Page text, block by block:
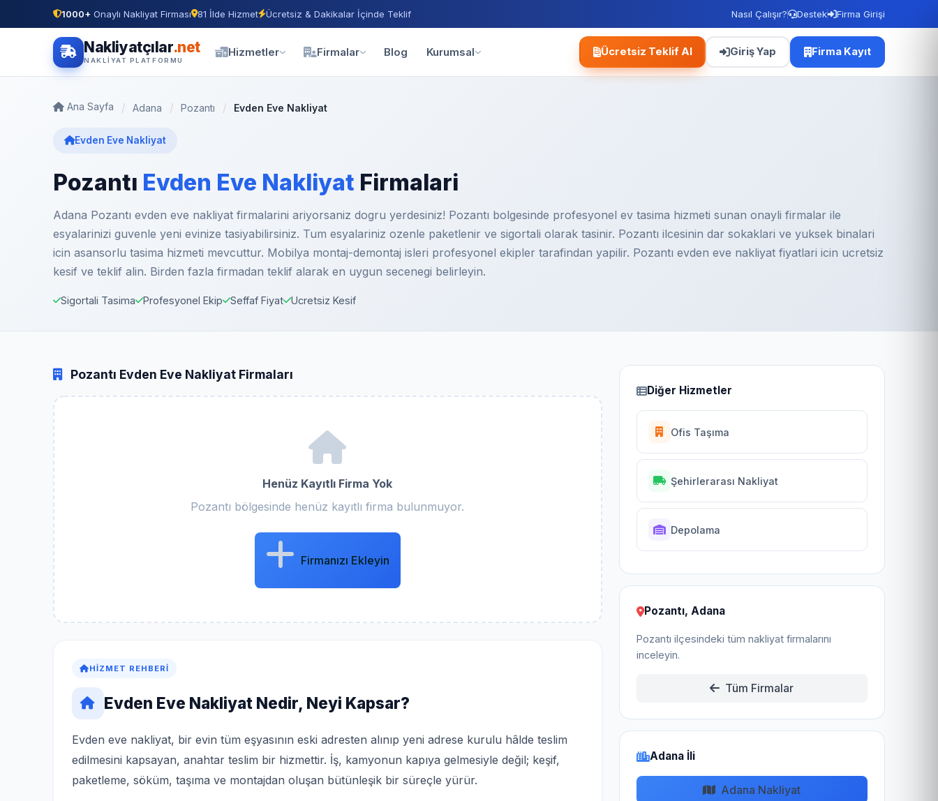
1000+ Onaylı Nakliyat Firması 81 İlde Hizmet Ücretsiz & Dakikalar İçinde Teklif Nasıl Çalışır? Destek Firma Girişi
Nakliyatçılar.net
NAKLIYAT PLATFORMU
Hizmetler Firmalar Blog Kurumsal Ücretsiz Teklif Al Giriş Yap Firma Kayıt
Ana Sayfa Adana Pozantı Evden Eve Nakliyat
Evden Eve Nakliyat
Pozantı Evden Eve Nakliyat Firmalari
Adana Pozantı evden eve nakliyat firmalarini ariyorsaniz dogru yerdesiniz! Pozantı bolgesinde profesyonel ev tasima hizmeti sunan onayli firmalar ile
esyalarinizi guvenle yeni evinize tasiyabilirsiniz. Tum esyalariniz ozenle paketlenir ve sigortali olarak tasinir. Pozantı ilcesinin dar sokaklari ve yuksek binalari
icin asansorlu tasima hizmeti mevcuttur. Mobilya montaj-demontaj isleri profesyonel ekipler tarafindan yapilir. Pozantı evden eve nakliyat fiyatlari icin ucretsiz
kesif ve teklif alin. Birden fazla firmadan teklif alarak en uygun secenegi belirleyin.
Sigortali Tasima Profesyonel Ekip Seffaf Fiyat Ucretsiz Kesif
Pozantı Evden Eve Nakliyat Firmaları
Henüz Kayıtlı Firma Yok
Pozantı bölgesinde henüz kayıtlı firma bulunmuyor.
Firmanızı Ekleyin
HIZMET REHBERI
Evden Eve Nakliyat Nedir, Neyi Kapsar?
Evden eve nakliyat, bir evin tüm eşyasının eski adresten alınıp yeni adrese kurulu hâlde teslim
edilmesini kapsayan, anahtar teslim bir hizmettir. İş, kamyonun kapıya gelmesiyle değil; keşif,
paketleme, söküm, taşıma ve montajdan oluşan bütünleşik bir süreçle yürür.
Diğer Hizmetler
Ofis Taşıma
Şehirlerarası Nakliyat
Depolama
Pozantı, Adana
Pozantı ilçesindeki tüm nakliyat firmalarını
inceleyin.
Tüm Firmalar
Adana İli
Adana Nakliyat